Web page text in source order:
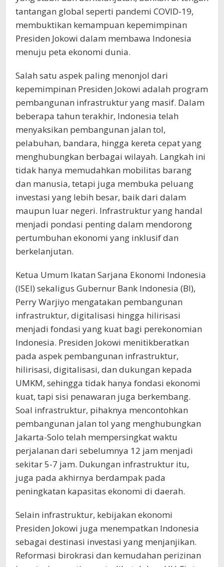
tantangan global seperti pandemi COVID-19,
membuktikan kemampuan kepemimpinan
Presiden Jokowi dalam membawa Indonesia
menuju peta ekonomi dunia.
Salah satu aspek paling menonjol dari
kepemimpinan Presiden Jokowi adalah program
pembangunan infrastruktur yang masif. Dalam
beberapa tahun terakhir, Indonesia telah
menyaksikan pembangunan jalan tol,
pelabuhan, bandara, hingga kereta cepat yang
menghubungkan berbagai wilayah. Langkah ini
tidak hanya memudahkan mobilitas barang
dan manusia, tetapi juga membuka peluang
investasi yang lebih besar, baik dari dalam
maupun luar negeri. Infrastruktur yang handal
menjadi pondasi penting dalam mendorong
pertumbuhan ekonomi yang inklusif dan
berkelanjutan.
Ketua Umum Ikatan Sarjana Ekonomi Indonesia
(ISEI) sekaligus Gubernur Bank Indonesia (BI),
Perry Warjiyo mengatakan pembangunan
infrastruktur, digitalisasi hingga hilirisasi
menjadi fondasi yang kuat bagi perekonomian
Indonesia. Presiden Jokowi menitikberatkan
pada aspek pembangunan infrastruktur,
hilirisasi, digitalisasi, dan dukungan kepada
UMKM, sehingga tidak hanya fondasi ekonomi
kuat, tapi sisi penawaran juga berkembang.
Soal infrastruktur, pihaknya mencontohkan
pembangunan jalan tol yang menghubungkan
Jakarta-Solo telah mempersingkat waktu
perjalanan dari sebelumnya 12 jam menjadi
sekitar 5-7 jam. Dukungan infrastruktur itu,
juga pada akhirnya berdampak pada
peningkatan kapasitas ekonomi di daerah.
Selain infrastruktur, kebijakan ekonomi
Presiden Jokowi juga menempatkan Indonesia
sebagai destinasi investasi yang menjanjikan.
Reformasi birokrasi dan kemudahan perizinan